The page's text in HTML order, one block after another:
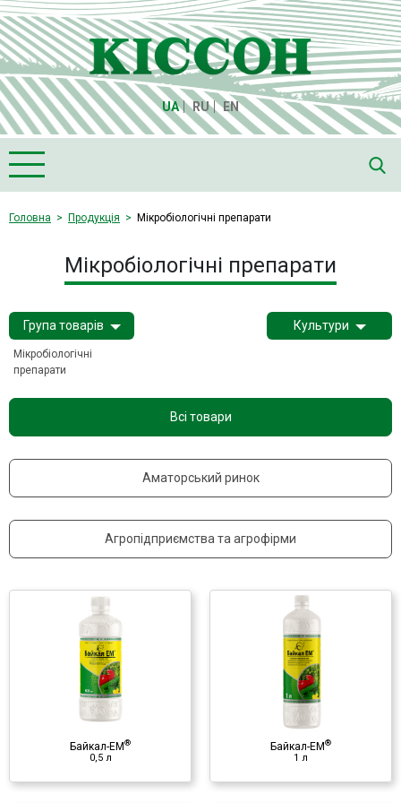
UA RU EN
Головна
Продукція
Культури
Медіа
Партнери
Головна Продукція Мікробіологічні препарати
Мікробіологічні препарати
Група товарів
Мікробіологічні
препарати
Культури
Всі товари
Аматорський ринок
Агропідприємства та агрофірми
Байкал-ЕМ®
0,5 л
Байкал-ЕМ®
1 л
Байкал-ЕМ
1 л
Мікробіологічний препарат
♦ корисні мікроорганізми
♦ культуральна рідина